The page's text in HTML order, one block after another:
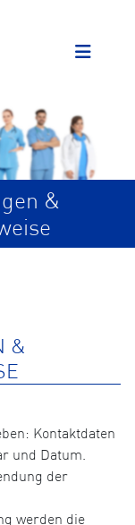
&
&
Kontaktdaten
und Datum.
der
werden die